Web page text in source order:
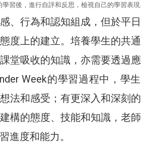
習後，進行自評和反思，檢視自己的學習表現
、行為和認知組成，但於平
度上的建立。培養學生的共
堂吸收的知識，亦需要透過
Week的學習過程中，學
法和感受；有更深入和深刻
構的態度、技能和知識，老
進度和能力。